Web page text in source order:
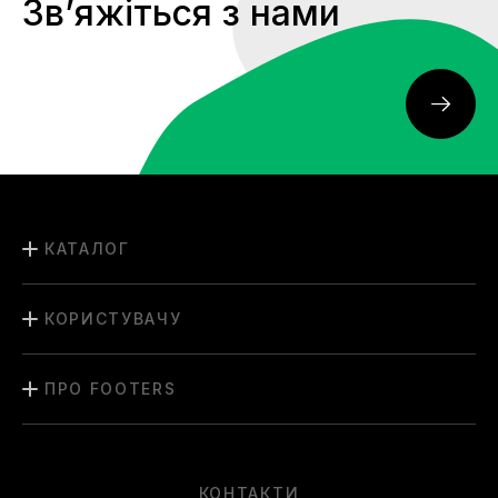
Чоловіки вибирають жовті кросівки New Balance для
образів з джинсами, брюками карго або спортивними
шортами, а також додають футболку або худі для
завершення вбрання. Для літніх виходів підійдуть легкі
сорочки та вільні шорти у нейтральних чи контрастних
відтінках, де акцент — на взутті.
Жінки можуть поєднувати жовті кросівки New Balance із
комбінуванні з об'ємними аксесуарами та одягом
Переваги купівлі жовтих New
Balance у Footers
Кожна пара представлена з повною інформацією про
Розроблена структура каталогу допомагає швидко
Звʼяжіться з нами
КАТАЛОГ
КОРИСТУВАЧУ
ПРО FOOTERS
КОНТАКТИ